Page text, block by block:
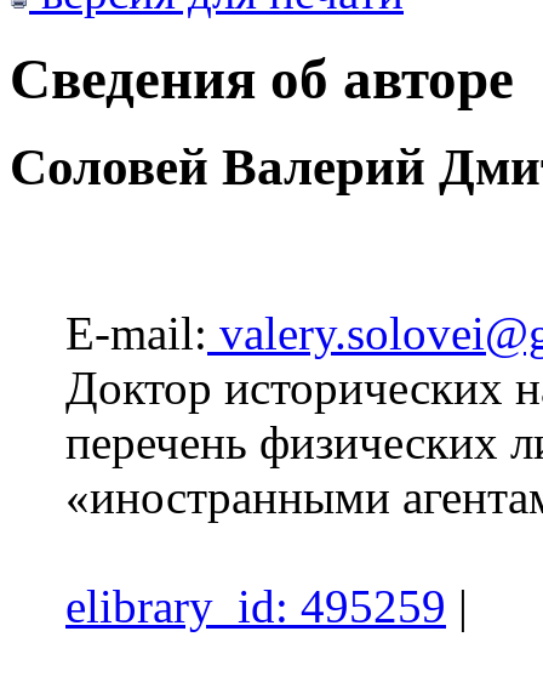
Сведения об авторе
Соловей Валерий
E-mail:
Доктор исторических
перечень
«иностранными
elibrary_id: 495259 |